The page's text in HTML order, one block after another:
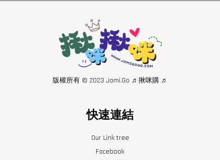
版權所有 © 2023 Jomi.Go ♬揪咪購 ♬
快速連結
Our Link tree
Facebook